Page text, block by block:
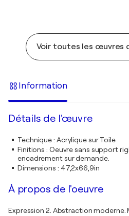
Voir toutes les œuvres
Information
Détails de l'œuvre
Technique: Acrylique sur Toile
Finitions : Oeuvre sans support
encadrement sur demande.
Dimensions : 47,2x66,9in
À propos de l'oeuvre
Expression 2. Abstraction moderne.